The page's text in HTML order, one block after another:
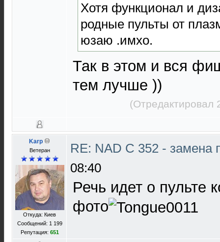
Хотя функционал и
родные пульты от
юзаю .имхо.
Так в этом и вся
тем лучше ))
Karp
Ветеран
Откуда: Киев
Сообщений: 1 199
Репутация: 651
RE: NAD C 352 - замена
08:40
Речь идет о пульте
фото